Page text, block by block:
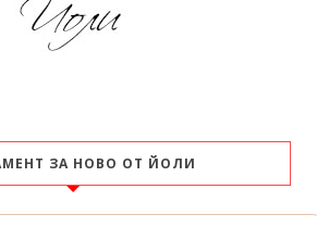
ЗА НОВО ОТ ЙОЛИ